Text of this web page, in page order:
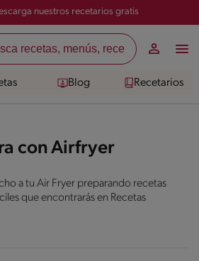
nuestros recetarios gratis
Blog Recetarios
con Airfryer
a tu Air Fryer preparando recetas
que encontrarás en Recetas